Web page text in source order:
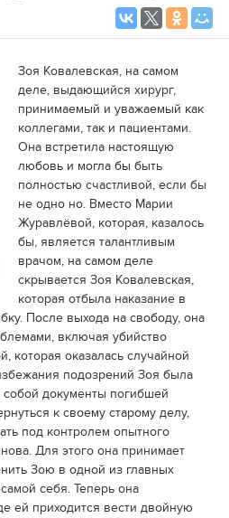
Зоя Ковалевская, на самом
деле, выдающийся хирург,
принимаемый и уважаемый как
коллегами, так и пациентами.
Она встретила настоящую
любовь и могла бы быть
полностью счастливой, если бы
не одно но. Вместо Марии
Журавлёвой, которая, казалось
бы, является талантливым
врачом, на самом деле
скрывается Зоя Ковалевская,
которая отбыла наказание в
После выхода на свободу, она
включая убийство
которая оказалась случайной
подозрений Зоя была
документы погибшей
к своему старому делу,
под контролем опытного
Для этого она принимает
Зою в одной из главных
себя. Теперь она
ей приходится вести двойную